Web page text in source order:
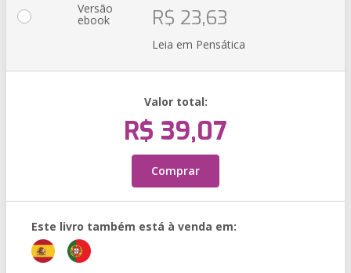
Versão
ebook R$ 23,63
Leia em Pensática
Valor total:
R$ 39,07
Comprar
Este livro também está à venda em: